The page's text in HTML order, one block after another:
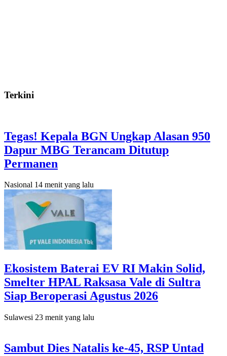
Terkini
Tegas! Kepala BGN Ungkap Alasan 950
Dapur MBG Terancam Ditutup
Permanen
Nasional 14 menit yang lalu
Ekosistem Baterai EV RI Makin Solid,
Smelter HPAL Raksasa Vale di Sultra
Siap Beroperasi Agustus 2026
Sulawesi 23 menit yang lalu
Sambut Dies Natalis ke-45, RSP Untad